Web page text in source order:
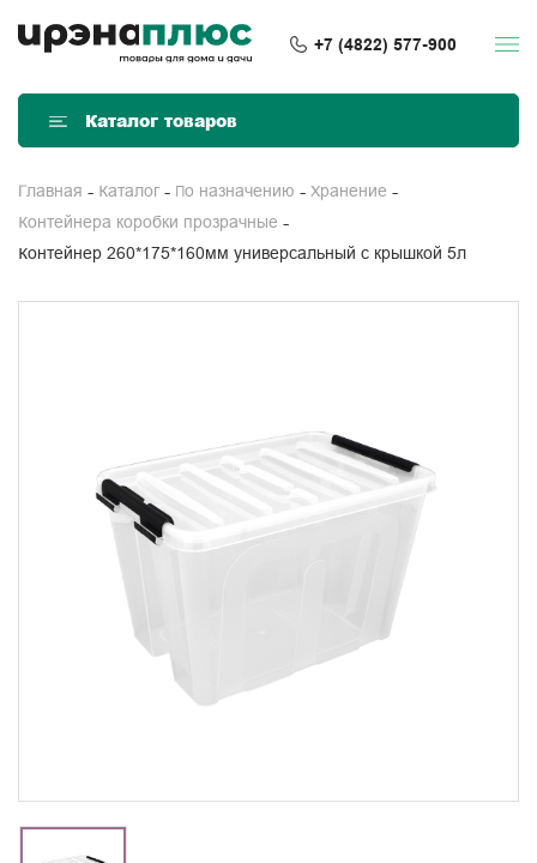
+7 (4822) 577-900
Каталог товаров
Главная Каталог По назначению Хранение
Контейнера коробки прозрачные
Контейнер 260*175*160мм универсальный с крышкой 5л